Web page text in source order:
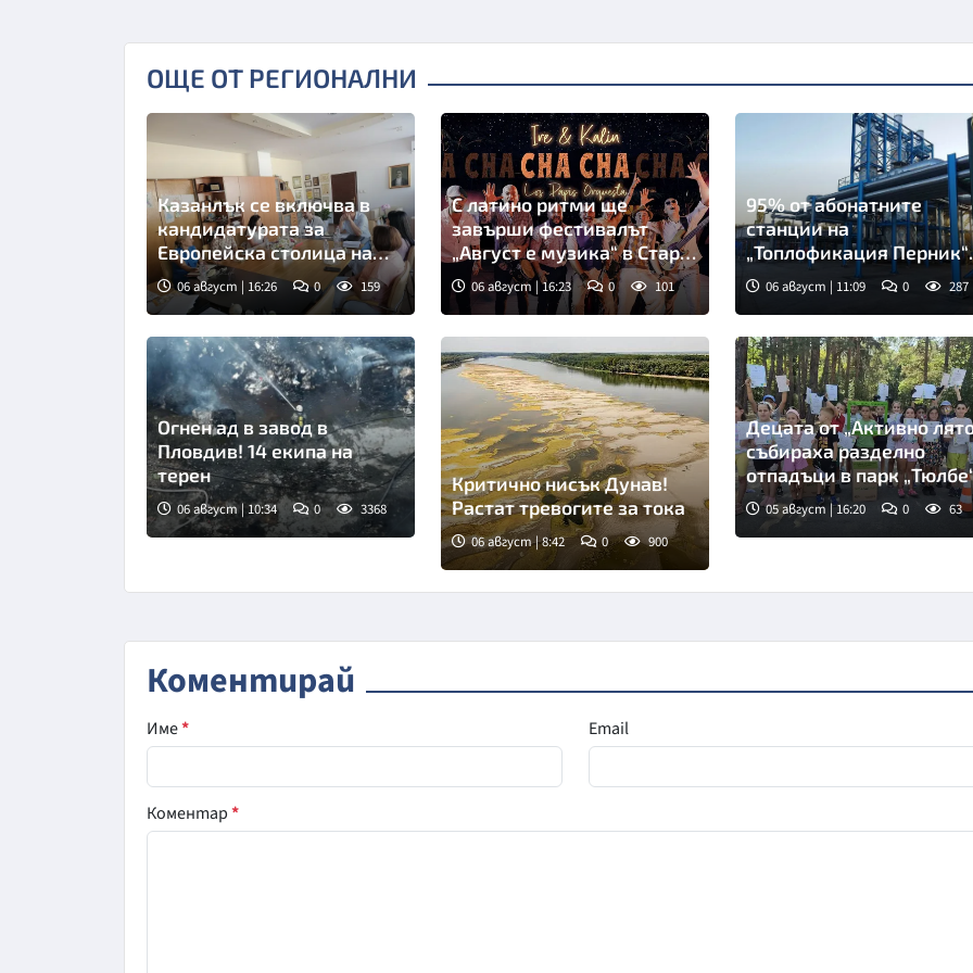
ОЩЕ ОТ РЕГИОНАЛНИ
Казанлък се включва в
кандидатурата за
Европейска столица на
културата през 2032 г.
06 август | 16:26 0 159
С латино ритми ще
завърши фестивалът
„Август е музика“ в Стара
Загора
06 август | 16:23 0 101
95% от абонатните
станции на
„Топлофикация Перник“
вече са оборудвани за
дистанционно отчитане
06 август | 11:09 0 287
Огнен ад в завод в
Пловдив! 14 екипа на
терен
06 август | 10:34 0 3368
Снимка: goggle
Критично нисък Дунав!
Растат тревогите за тока
06 август | 8:42 0 900
Децата от „Активно
събираха разделно
отпадъци в парк
05 август | 16:20 0 63
Коментирай
Име* Email
Коментар*